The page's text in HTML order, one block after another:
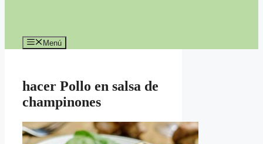
Menú
hacer Pollo en salsa de
champinones